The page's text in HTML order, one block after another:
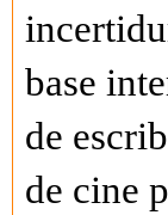
base
de
de cine